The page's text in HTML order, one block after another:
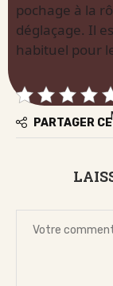
pochage à la
déglaçage. Il
habituel pour
PARTAGER